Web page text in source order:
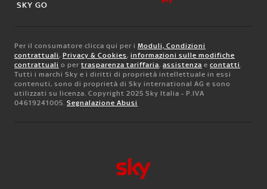
SKY GO
Per il consumatore clicca qui per i Moduli, Condizioni
contrattuali, Privacy & Cookies, informazioni sulle modifiche
contrattuali o per trasparenza tariffaria, assistenza e contatti.
Tutti i marchi Sky e i diritti di proprietà intellettuale in essi
contenuti, sono di proprietà di Sky international AG e sono
utilizzati su licenza. Copyright 2025 Sky Italia - P.IVA
04619241005. Segnalazione Abusi